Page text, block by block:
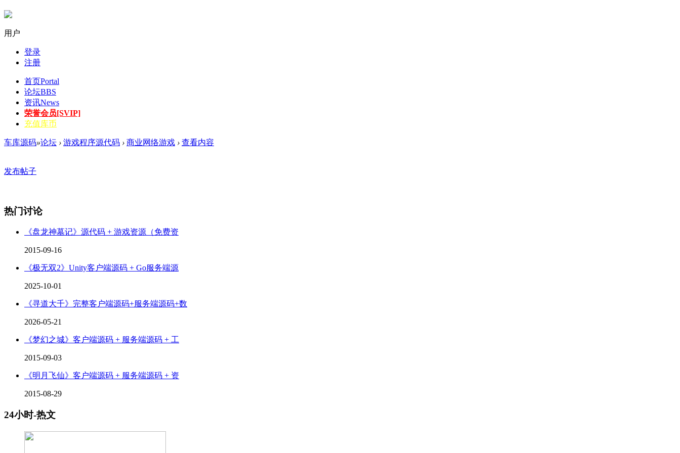
用户
登录
注册
首页Portal
论坛BBS
资讯News
荣誉会员[SVIP]
充值库币
车库源码»论坛 › 游戏程序源代码 › 商业网络游戏 › 查看内容
发布帖子
热门讨论
《盘龙神墓记》源代码 + 游戏资源（免费资
2015-09-16
《极无双2》Unity客户端源码 + Go服务端源
2025-10-01
《寻道大千》完整客户端源码+服务端源码+数
2026-05-21
《梦幻之城》客户端源码 + 服务端源码 + 工
2015-09-03
《明月飞仙》客户端源码 + 服务端源码 + 资
2015-08-29
24小时-热文